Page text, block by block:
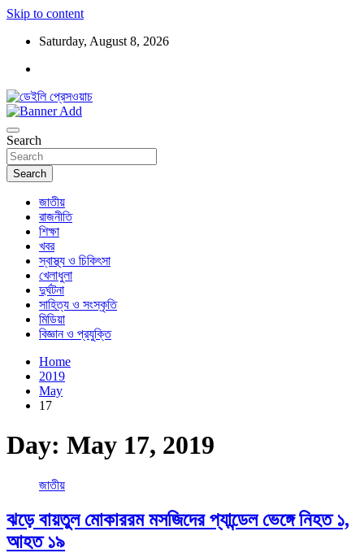
Skip to content
Saturday, August 8, 2026
ডেইলি প্রেসওয়াচ
Search
Search
জাতীয়
রাজনীতি
শিক্ষা
খবর
স্বাস্থ্য ও চিকিৎসা
খেলাধুলা
দুর্ঘটনা
সাহিত্য ও সংস্কৃতি
মিডিয়া
বিজ্ঞান ও প্রযুক্তি
Home
2019
May
17
Day: May 17, 2019
জাতীয়
ঝড়ে বায়তুল মোকাররম মসজিদের প্যান্ডেল ভেঙ্গে নিহত ১,
আহত ১৯